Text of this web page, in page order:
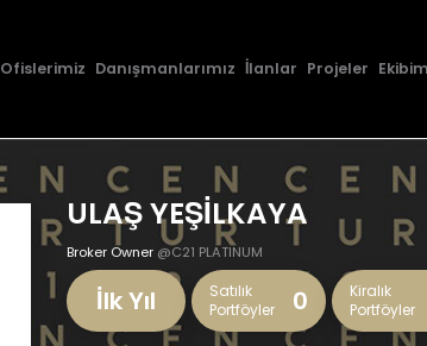
Ofislerimiz Danışmanlarımız İlanlar Projeler
ULAŞ YEŞİLKAYA
Broker Owner @C21 PLATINUM
İlk Yıl
Satılık
Portföyler
0
Kiralık
Portföyler